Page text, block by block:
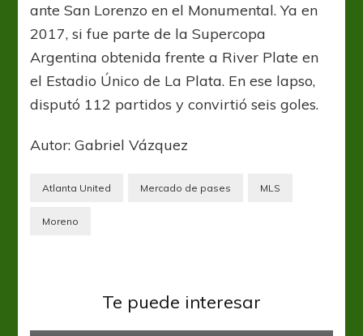
ante San Lorenzo en el Monumental. Ya en
2017, si fue parte de la Supercopa
Argentina obtenida frente a River Plate en
el Estadio Único de La Plata. En ese lapso,
disputó 112 partidos y convirtió seis goles.
Autor: Gabriel Vázquez
Atlanta United Mercado de pases MLS
Moreno
Te puede interesar
Gustavo Coleoni reduce el plantel